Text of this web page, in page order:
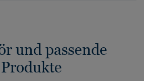
und passende
Produkte